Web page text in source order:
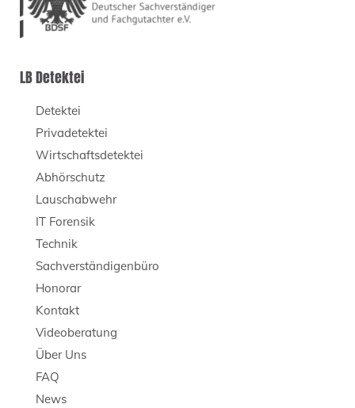
LB Detektei
Detektei
Privadetektei
Wirtschaftsdetektei
Abhörschutz
Lauschabwehr
IT Forensik
Technik
Sachverständigenbüro
Honorar
Kontakt
Videoberatung
Über Uns
FAQ
News